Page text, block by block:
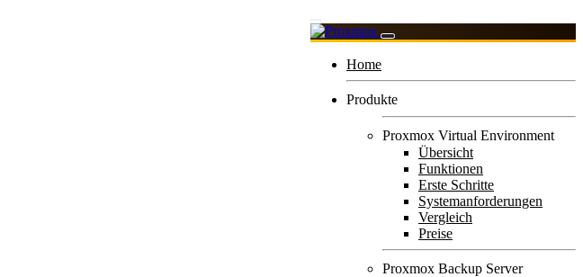
Home
Produkte
Proxmox Virtual Environment
Übersicht
Funktionen
Erste Schritte
Systemanforderungen
Vergleich
Preise
Proxmox Backup Server